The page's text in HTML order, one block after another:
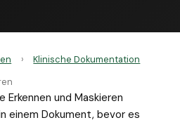
›
Klinische Dokumentation
Erkennen und Maskieren
einem Dokument, bevor es